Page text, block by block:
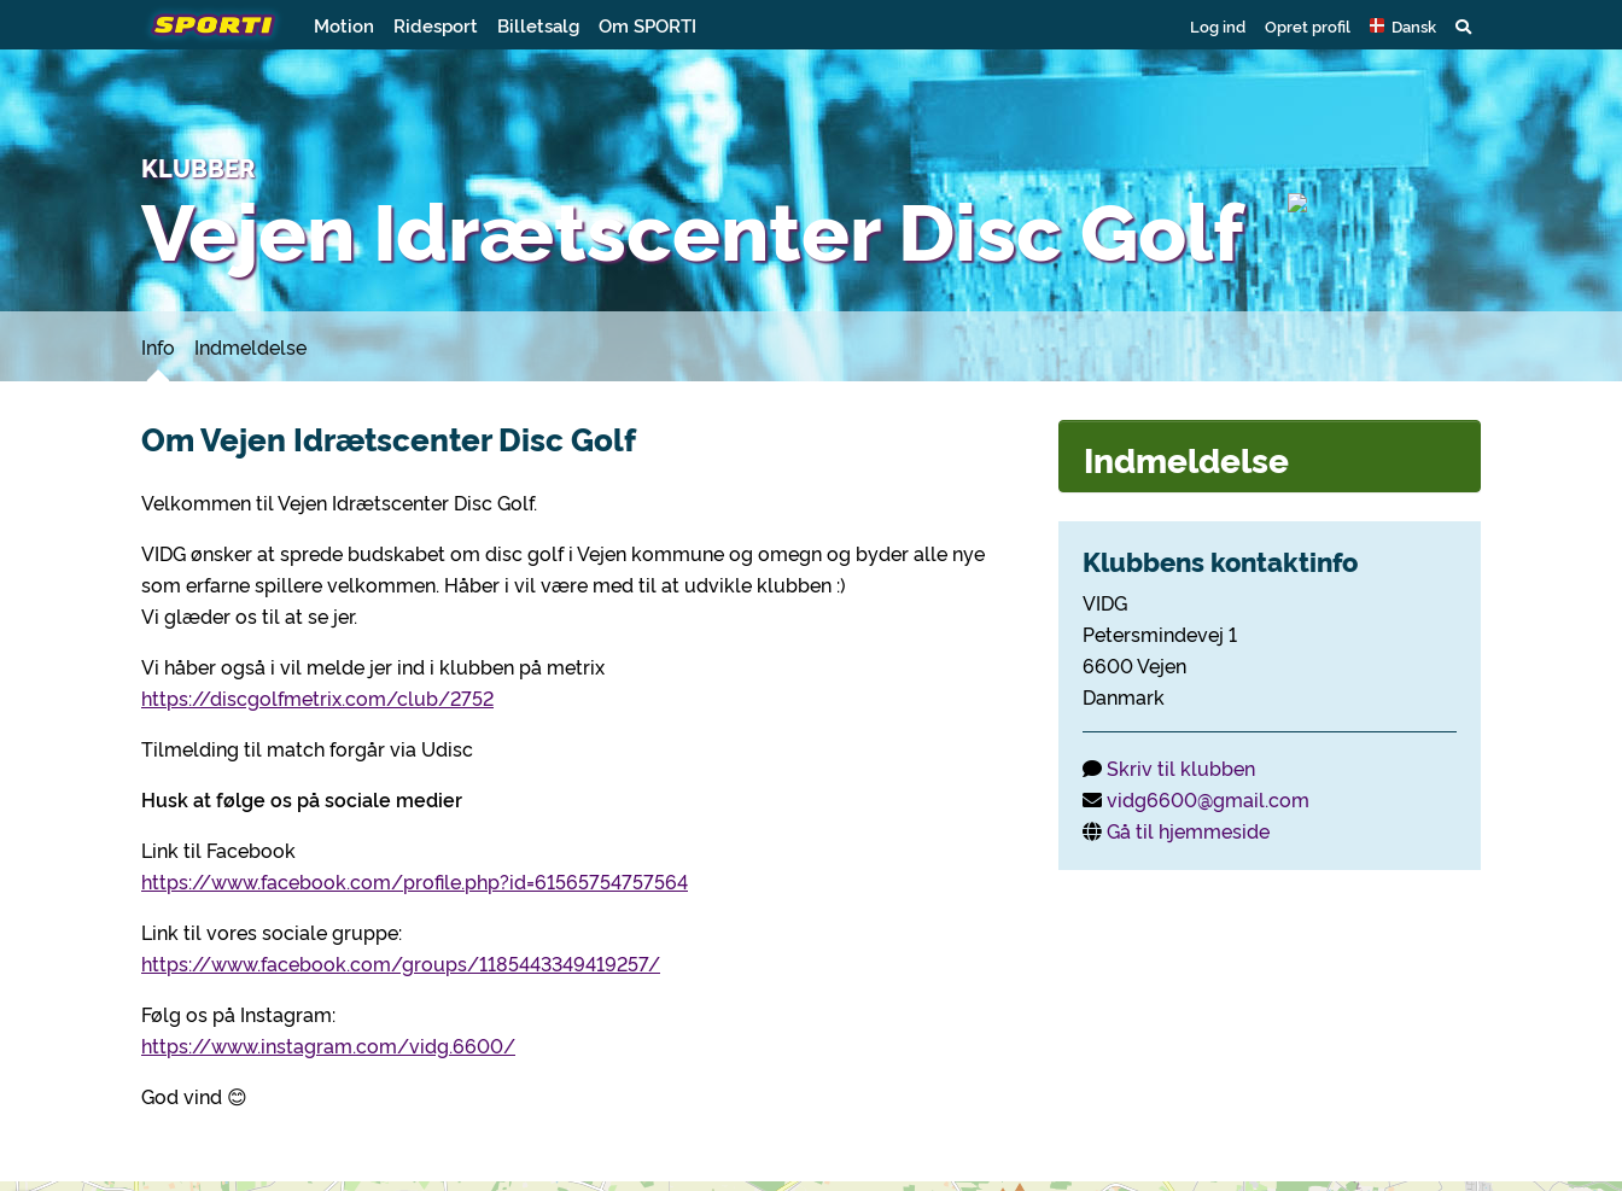
Motion Ridesport Billetsalg Om SPORTI Log ind Opret profil Dansk
KLUBBER
Vejen Idrætscenter Disc Golf
Info Indmeldelse
Om Vejen Idrætscenter Disc Golf
Velkommen til Vejen Idrætscenter Disc Golf.
VIDG ønsker at sprede budskabet om disc golf i Vejen kommune og omegn og byder alle nye
som erfarne spillere velkommen. Håber i vil være med til at udvikle klubben :)
Vi glæder os til at se jer.
Vi håber også i vil melde jer ind i klubben på metrix
https://discgolfmetrix.com/club/2752
Tilmelding til match forgår via Udisc
Husk at følge os på sociale medier
Link til Facebook
https://www.facebook.com/profile.php?id=61565754757564
Link til vores sociale gruppe:
https://www.facebook.com/groups/1185443349419257/
Følg os på Instagram:
https://www.instagram.com/vidg.6600/
God vind 😊
Indmeldelse
Klubbens kontaktinfo
VIDG
Petersmindevej 1
6600 Vejen
Danmark
Skriv til klubben
vidg6600@gmail.com
Gå til hjemmeside